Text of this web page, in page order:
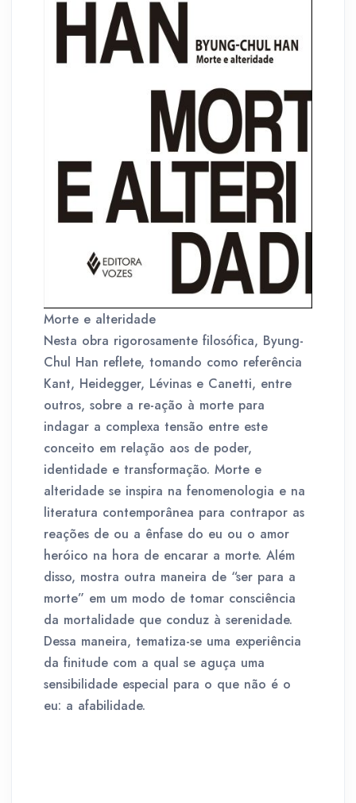
Morte e alteridade
Nesta obra rigorosamente filosófica, Byung-
Chul Han reflete, tomando como referência
Kant, Heidegger, Lévinas e Canetti, entre
outros, sobre a re-ação à morte para
indagar a complexa tensão entre este
conceito em relação aos de poder,
identidade e transformação. Morte e
alteridade se inspira na fenomenologia e na
literatura contemporânea para contrapor as
reações de ou a ênfase do eu ou o amor
heróico na hora de encarar a morte. Além
disso, mostra outra maneira de “ser para a
morte” em um modo de tomar consciência
da mortalidade que conduz à serenidade.
Dessa maneira, tematiza-se uma experiência
da finitude com a qual se aguça uma
sensibilidade especial para o que não é o
eu: a afabilidade.